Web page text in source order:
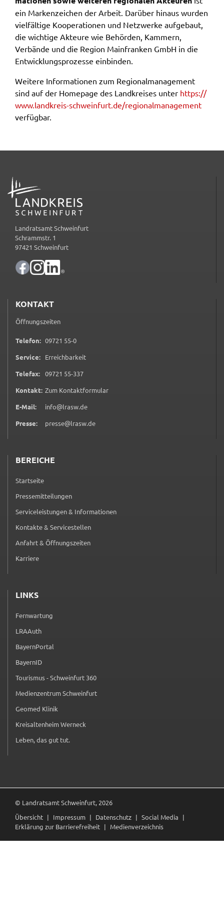
ein Marken­zei­chen der Arbeit. Darüber hinaus wurden
viel­fäl­ti­ge Koope­ra­tio­nen und Netz­wer­ke aufge­baut,
die wich­ti­ge Akteu­re wie Behör­den, Kammern,
Verbän­de und die Regi­on Main­fran­ken GmbH in die
Entwick­lungs­pro­zes­se einbin­den.
Weite­re Infor­ma­tio­nen zum Regio­nal­ma­nage­ment
sind auf der Home­page des Land­krei­ses unter https://​
www.​landkreis-​schweinfurt.​de/​reg​iona​lman​agem​ent
verfüg­bar.
ADRESSE
Landratsamt Schweinfurt
Schrammstr. 1
97421 Schweinfurt
KONTAKT
Öffnungszeiten
Telefon: 09721 55-00 9 7 2 1 5 5 0
Service: Erreichbarkeit
Telefax: 09721 55-3370 9 7 2 1 5 5 3 3 7
Kontakt: Zum Kontaktformular(öffnet in neuem Tab)
E-Mail:
info@lrasw.de
Presse:
presse@lrasw.de
BEREICHE
Startseite
Pressemitteilungen
Serviceleistungen & Informationen
Kontakte & Servicestellen
Anfahrt & Öffnungszeiten
Karriere
LINKS
Fernwartung
(externer Link, öffnet in neuem Tab)
LRAAuth
(externer Link, öffnet in neuem Tab)
BayernPortal
(externer Link, öffnet in neuem Tab)
BayernID
(externer Link, öffnet in neuem Tab)
Tourismus - Schweinfurt 360
(externer Link, öffnet in neuem Tab)
Medienzentrum Schweinfurt
(externer Link, öffnet in neuem Tab)
Geomed Klinik
(externer Link, öffnet in neuem Tab)
Kreisaltenheim Werneck
(externer Link, öffnet in neuem Tab)
Leben, das gut tut.
(externer Link, öffnet in neuem Tab)
© Landratsamt Schweinfurt, 2026
Übersicht
Impressum Datenschutz
Social Media
Erklärung zur Barrierefreiheit
Medienverzeichnis